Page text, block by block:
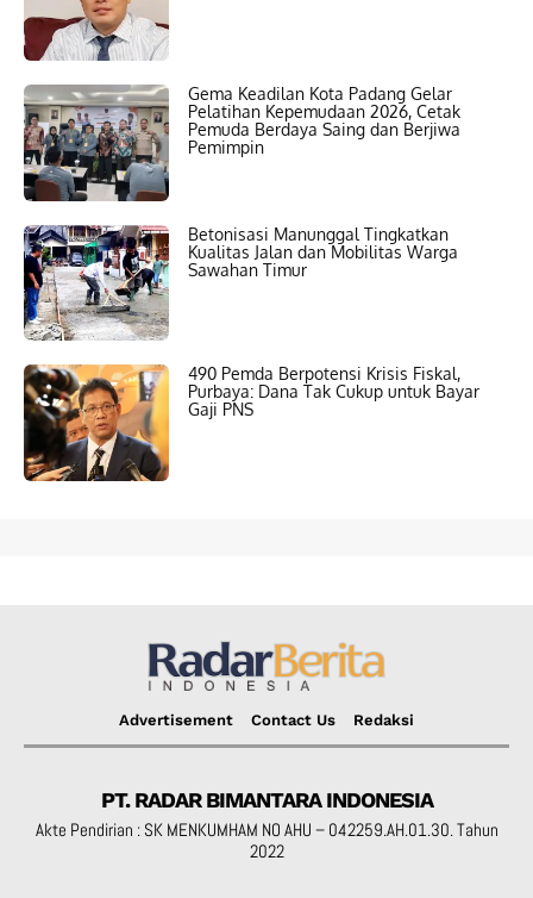
Gema Keadilan Kota Padang Gelar
Pelatihan Kepemudaan 2026, Cetak
Pemuda Berdaya Saing dan Berjiwa
Pemimpin
Betonisasi Manunggal Tingkatkan
Kualitas Jalan dan Mobilitas Warga
Sawahan Timur
490 Pemda Berpotensi Krisis Fiskal,
Purbaya: Dana Tak Cukup untuk Bayar
Gaji PNS
Advertisement Contact Us Redaksi
PT. RADAR BIMANTARA INDONESIA
Akte Pendirian : SK MENKUMHAM NO AHU – 042259.AH.01.30. Tahun
2022